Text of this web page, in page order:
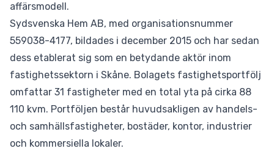
affärsmodell.
Sydsvenska Hem AB, med organisationsnummer
559038-4177, bildades i december 2015 och har sedan
dess etablerat sig som en betydande aktör inom
fastighetssektorn i Skåne. Bolagets fastighetsportfölj
omfattar 31 fastigheter med en total yta på cirka 88
110 kvm. Portföljen består huvudsakligen av handels-
och samhällsfastigheter, bostäder, kontor, industrier
och kommersiella lokaler.